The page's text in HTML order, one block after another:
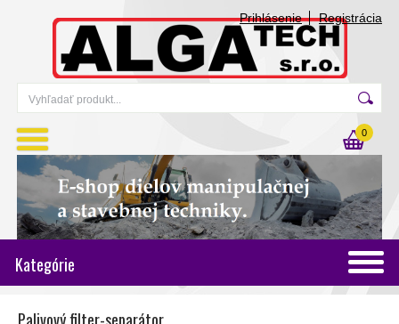
Prihlásenie Registrácia
0
Kategórie